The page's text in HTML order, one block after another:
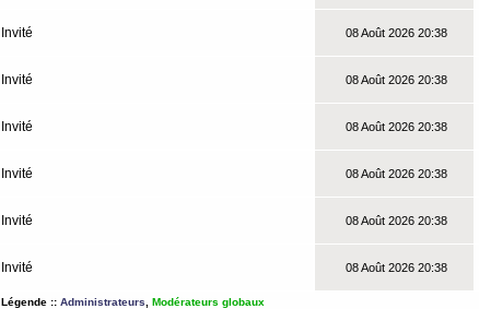
Invité 08 Août 2026 20:38
Invité 08 Août 2026 20:38
Invité 08 Août 2026 20:38
Invité 08 Août 2026 20:38
Invité 08 Août 2026 20:38
Invité 08 Août 2026 20:38
Légende :: Administrateurs
Modérateurs globaux